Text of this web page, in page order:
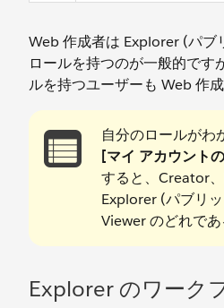
Web 作成者は Explorer (パブ
ロールを持つのが一般的です
ルを持つユーザーも Web 作
自分のロールがわ
[マイ アカウント
すると、Creator、
Explorer (パブリッ
Viewer のどれであ
Explorer のワーク